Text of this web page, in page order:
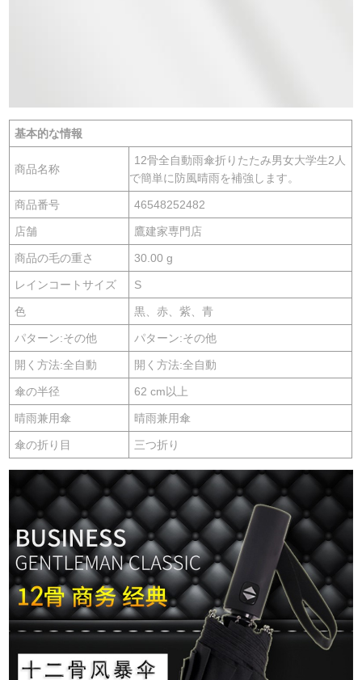
基本的な情報
商品名称
12骨全自動雨傘折りたたみ男女大学生2人
で簡単に防風晴雨を補強します。
商品番号 46548252482
店舗 鷹建家専門店
商品の毛の重さ 30.00 g
レインコートサイズ S
色 黒、赤、紫、青
パターン:その他 パターン:その他
開く方法:全自動 開く方法:全自動
傘の半径 62 cm以上
晴雨兼用傘 晴雨兼用傘
傘の折り目 三つ折り